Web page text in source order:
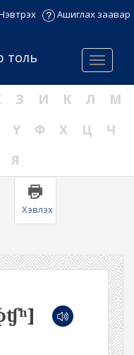
Ашиглах заавар
Menu
толь
З И К Л
М
Ү Ф Х Ц
Ч
Я
Хэвлэх